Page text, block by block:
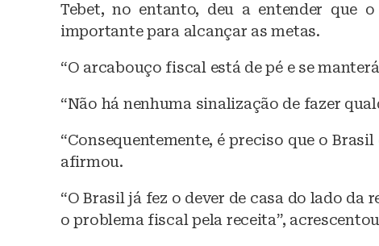
Tebet, no entanto, deu a entender que
importante para alcançar as metas.
“O arcabouço fiscal está de pé e se manterá
“Não há nenhuma sinalização de fazer
“Consequentemente, é preciso que o
afirmou.
“O Brasil já fez o dever de casa do lado da
o problema fiscal pela receita”,